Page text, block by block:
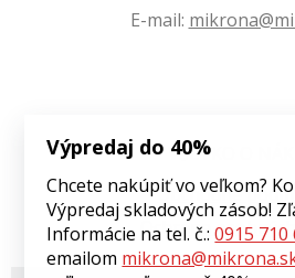
E-mail:
VŠETKO O
Obchodné
Ochrana
Výpredaj do 40%
Chcete nakúpiť vo veľkom?
Výpredaj skladových zásob!
Informácie na tel. č.:0915 710
emailom